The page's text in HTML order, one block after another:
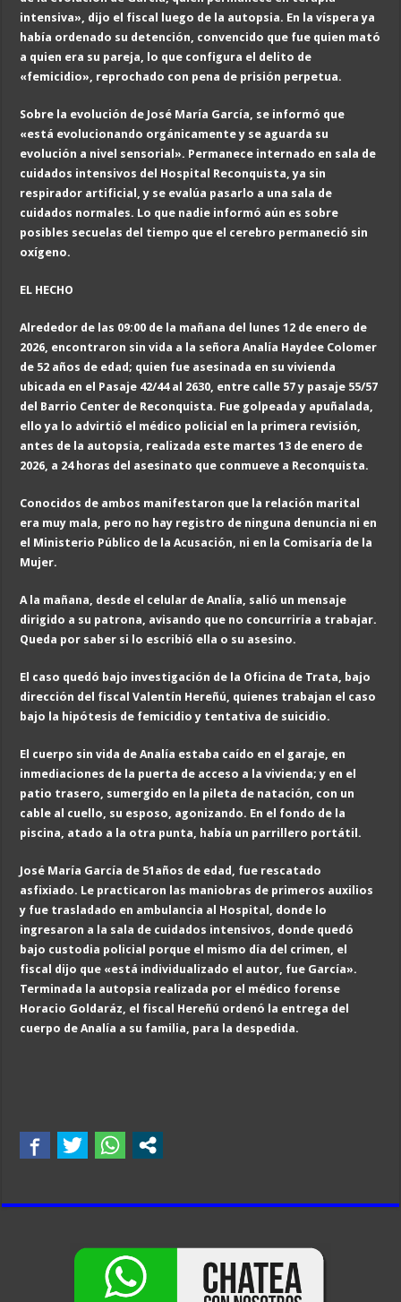
intensiva», dijo el fiscal
luego de la autopsia. En la víspera ya
había ordenado su detención, convencido que fue quien mató
a quien era su pareja, lo que configura el delito de
«femicidio», reprochado con pena de prisión perpetua.
Sobre la evolución de José María García, se informó que
«está evolucionando orgánicamente y se aguarda su
evolución a nivel sensorial». Permanece internado en sala de
cuidados intensivos del Hospital Reconquista, ya sin
respirador artificial, y se evalúa pasarlo a una sala de
cuidados normales. Lo que nadie informó aún es sobre
posibles secuelas del tiempo que el cerebro permaneció sin
oxígeno.
EL HECHO
Alrededor de las 09:00 de la mañana del lunes 12 de enero de
2026, encontraron sin vida a la señora Analía Haydee Colomer
de 52 años de edad; quien fue asesinada en su vivienda
ubicada en el Pasaje 42/44 al 2630, entre calle 57 y pasaje 55/57
del Barrio Center de Reconquista. Fue golpeada y apuñalada,
ello ya lo advirtió el médico policial en la primera revisión,
antes de la autopsia, realizada este martes 13 de enero de
2026, a 24 horas del asesinato que conmueve a Reconquista.
Conocidos de ambos manifestaron que la relación marital
era muy mala, pero no hay registro de ninguna denuncia ni en
el Ministerio Público de la Acusación, ni en la Comisaría de la
Mujer.
A la mañana, desde el celular de Analía, salió un mensaje
dirigido a su patrona, avisando que no concurriría a trabajar.
Queda por saber si lo escribió ella o su asesino.
El caso quedó bajo investigación de la Oficina de Trata, bajo
dirección del fiscal Valentín Hereñú, quienes trabajan el caso
bajo la hipótesis de femicidio y tentativa de suicidio.
El cuerpo sin vida de Analía estaba caído en el garaje, en
inmediaciones de la puerta de acceso a la vivienda; y en el
patio trasero, sumergido en la pileta de natación, con un
cable al cuello, su esposo, agonizando. En el fondo de la
piscina, atado a la otra punta, había un parrillero portátil.
José María García de 51años de edad, fue rescatado
asfixiado. Le practicaron las maniobras de primeros auxilios
y fue trasladado en ambulancia al Hospital, donde lo
ingresaron a la sala de cuidados intensivos, donde quedó
bajo custodia policial porque el mismo día del crimen, el
fiscal dijo que «está individualizado el autor, fue García».
Terminada la autopsia realizada por el médico forense
Horacio Goldaráz, el fiscal Hereñú ordenó la entrega del
cuerpo de Analía a su familia, para la despedida.